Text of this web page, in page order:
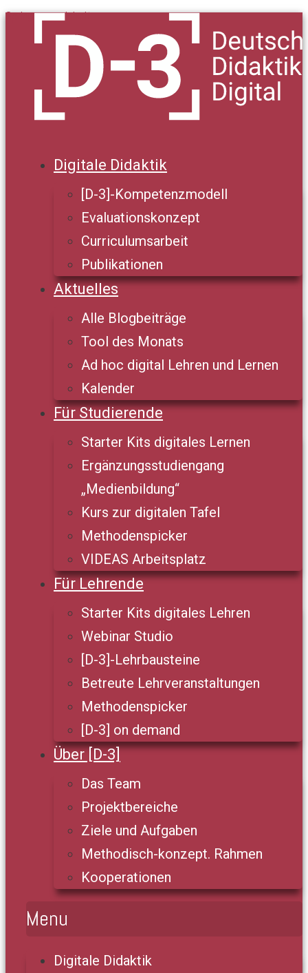
Springe zum Inhalt
Digitale Didaktik
[D-3]-Kompetenzmodell
Evaluationskonzept
Curriculumsarbeit
Publikationen
Aktuelles
Alle Blogbeiträge
Tool des Monats
Ad hoc digital Lehren und Lernen
Kalender
Für Studierende
Starter Kits digitales Lernen
Ergänzungsstudiengang
„Medienbildung“
Kurs zur digitalen Tafel
Methodenspicker
VIDEAS Arbeitsplatz
Für Lehrende
Starter Kits digitales Lehren
Webinar Studio
[D-3]-Lehrbausteine
Betreute Lehrveranstaltungen
Methodenspicker
[D-3] on demand
Über [D-3]
Das Team
Projektbereiche
Ziele und Aufgaben
Methodisch-konzept. Rahmen
Kooperationen
Menu
Digitale Didaktik